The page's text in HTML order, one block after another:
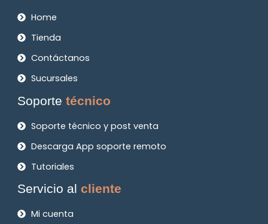
Home
Tienda
Contáctanos
Sucursales
Soportetécnico
Soporte técnico y post venta
Descarga App soporte remoto
Tutoriales
Servicio alcliente
Mi cuenta